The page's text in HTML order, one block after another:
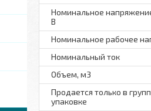
Номинальное
В
Номинальное рабочее
Номинальный ток
Объем, м3
Продается только в
упаковке